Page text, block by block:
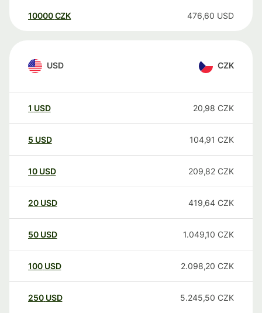
10000 CZK 476,60 USD
USD CZK
1 USD 20,98 CZK
5 USD 104,91 CZK
10 USD 209,82 CZK
20 USD 419,64 CZK
50 USD 1.049,10 CZK
100 USD 2.098,20 CZK
250 USD 5.245,50 CZK